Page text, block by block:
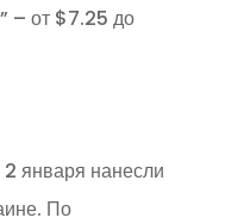
– от $7.25 до
2 января нанесли
По